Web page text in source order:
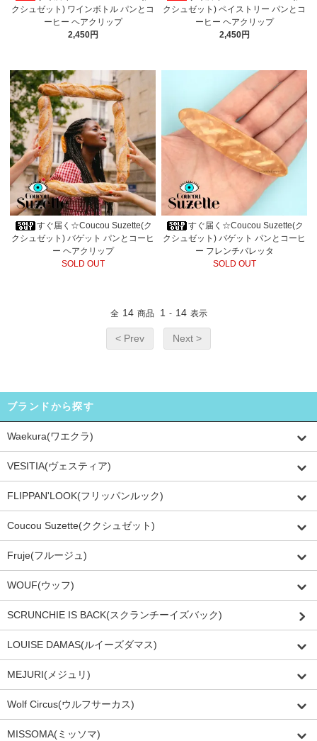
クシュゼット) ワインボトル パンとコ
ーヒー ヘアクリップ
2,450円
クシュゼット) ペイストリー パンとコ
ーヒー ヘアクリップ
2,450円
すぐ届く☆Coucou Suzette(ク
クシュゼット) バゲット パンとコーヒ
ー ヘアクリップ
SOLD OUT
すぐ届く☆Coucou Suzette(ク
クシュゼット) バゲット パンとコーヒ
ー フレンチバレッタ
SOLD OUT
全 14 商品 1 - 14 表示
< Prev Next >
ブランドから探す
Waekura(ワエクラ)
VESITIA(ヴェスティア)
FLIPPAN'LOOK(フリッパンルック)
Coucou Suzette(ククシュゼット)
Fruje(フルージュ)
WOUF(ウッフ)
SCRUNCHIE IS BACK(スクランチーイズバック)
LOUISE DAMAS(ルイーズダマス)
MEJURI(メジュリ)
Wolf Circus(ウルフサーカス)
MISSOMA(ミッソマ)